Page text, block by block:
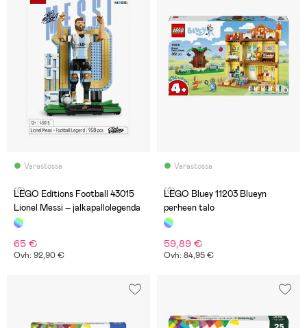
Varastossa
(0)
LEGO Editions Football 43015
Lionel Messi – jalkapallolegenda
65 €
Ovh: 92,90 €
Varastossa
(0)
LEGO Bluey 11203 Blueyn
perheen talo
59,89 €
Ovh: 84,95 €